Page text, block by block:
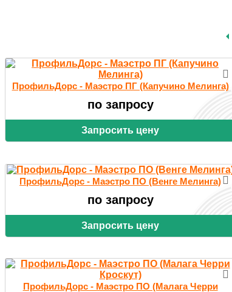
ПрофильДорс - Маэстро ПГ (Капучино Мелинга)
по запросу
Запросить цену
ПрофильДорс - Маэстро ПО (Венге Мелинга)
по запросу
Запросить цену
ПрофильДорс - Маэстро ПО (Малага Черри